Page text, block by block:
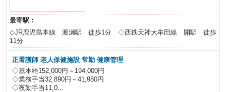
最寄駅：
◇JR鹿児島本線 渡瀬駅 徒歩1分 ◇西鉄天神大牟田線 開駅 徒歩
11分
正看護師 老人保健施設常勤 健康管理
◇基本給152,000円～194,000円
◇業務手当32,890円～41,980円
◇夜勤手当11,0...